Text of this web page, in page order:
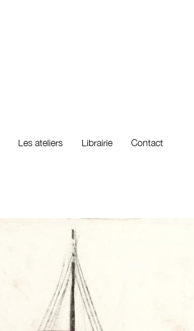
Les ateliers Librairie Contact